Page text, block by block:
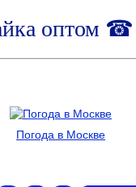
оптом ☎
Погода в Москве